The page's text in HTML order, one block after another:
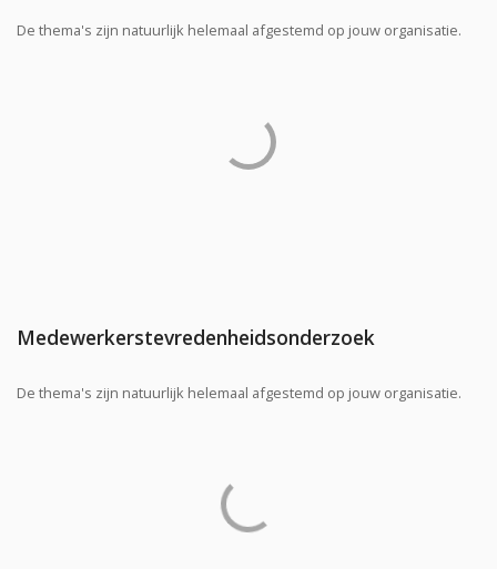
De thema's zijn natuurlijk helemaal afgestemd op jouw organisatie.
Medewerkerstevredenheidsonderzoek
De thema's zijn natuurlijk helemaal afgestemd op jouw organisatie.